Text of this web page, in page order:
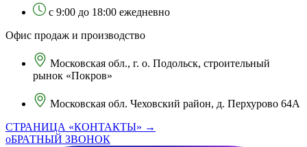
с 9:00 до 18:00 ежедневно
Офис продаж и производство
Московская обл., г. о. Подольск, строительный
рынок «Покров»
Московская обл. Чеховский район, д. Перхурово 64А
СТРАНИЦА «КОНТАКТЫ» →
оБРАТНЫЙ ЗВОНОК